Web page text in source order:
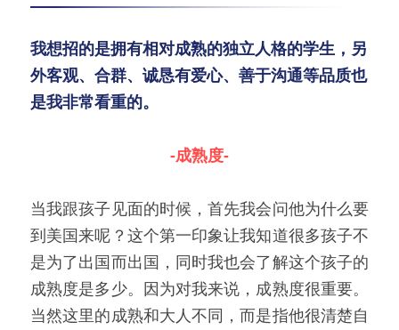
我想招的是拥有相对成熟的独立人格的学生，另
外客观、合群、诚恳有爱心、善于沟通等品质也
是我非常看重的。
-成熟度-
当我跟孩子见面的时候，首先我会问他为什么要
到美国来呢？这个第一印象让我知道很多孩子不
是为了出国而出国，同时我也会了解这个孩子的
成熟度是多少。因为对我来说，成熟度很重要。
当然这里的成熟和大人不同，而是指他很清楚自